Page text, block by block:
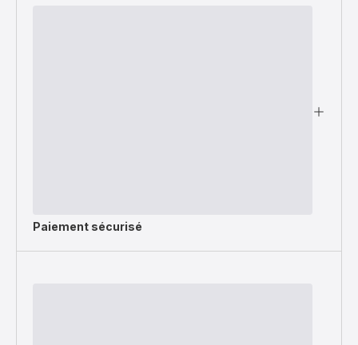
Paiement sécurisé